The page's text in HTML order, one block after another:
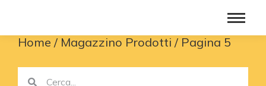
You are here:
Home Magazzino Prodotti Pagina 5